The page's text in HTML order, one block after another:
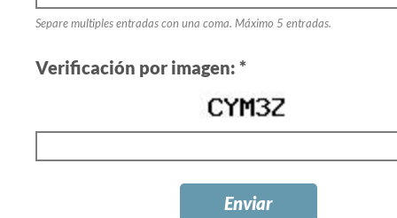
Separe multiples entradas con una coma. Máximo 5 entradas.
Verificación por imagen: *